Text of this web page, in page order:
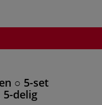
○ 5-set
delig